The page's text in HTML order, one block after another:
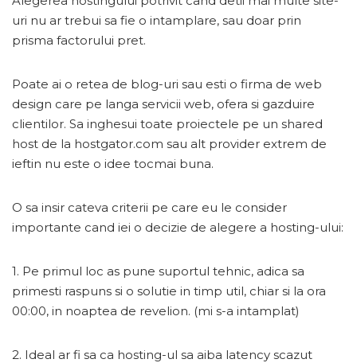
uri nu ar trebui sa fie o intamplare, sau doar prin
prisma factorului pret.
Poate ai o retea de blog-uri sau esti o firma de web
design care pe langa servicii web, ofera si gazduire
clientilor. Sa inghesui toate proiectele pe un shared
host de la hostgator.com sau alt provider extrem de
ieftin nu este o idee tocmai buna.
O sa insir cateva criterii pe care eu le consider
importante cand iei o decizie de alegere a hosting-ului:
1. Pe primul loc as pune suportul tehnic, adica sa
primesti raspuns si o solutie in timp util, chiar si la ora
00:00, in noaptea de revelion. (mi s-a intamplat)
2. Ideal ar fi sa ca hosting-ul sa aiba latency scazut